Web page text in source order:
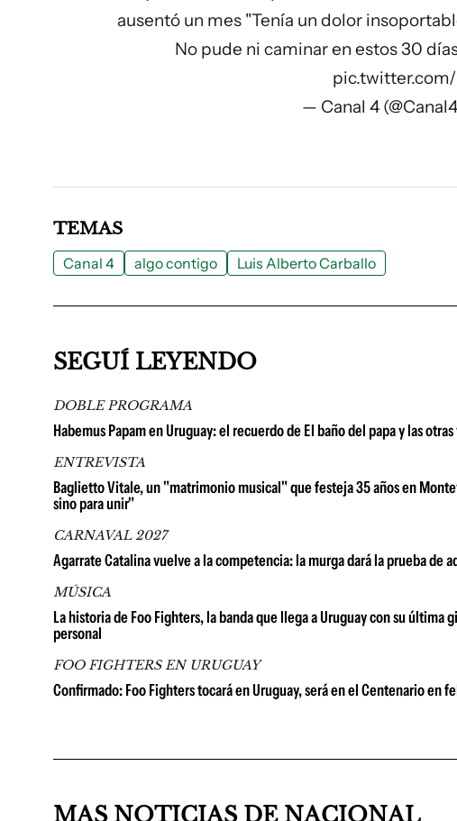
ausentó un mes ''Tenía un dolor
No pude ni caminar en estos 30
— Canal 4
TEMAS
Canal 4 algo contigo Luis Alberto Carballo
SEGUÍ LEYENDO
DOBLE PROGRAMA
Habemus Papam en Uruguay: el recuerdo de El baño del papa y las
ENTREVISTA
Baglietto Vitale, un "matrimonio musical" que festeja 35 años en
sino para unir"
CARNAVAL 2027
Agarrate Catalina vuelve a la competencia: la murga dará la prueba de
MÚSICA
La historia de Foo Fighters, la banda que llega a Uruguay con su
personal
FOO FIGHTERS EN URUGUAY
Confirmado: Foo Fighters tocará en Uruguay, será en el Centenario en
MAS NOTICIAS DE NACIONAL